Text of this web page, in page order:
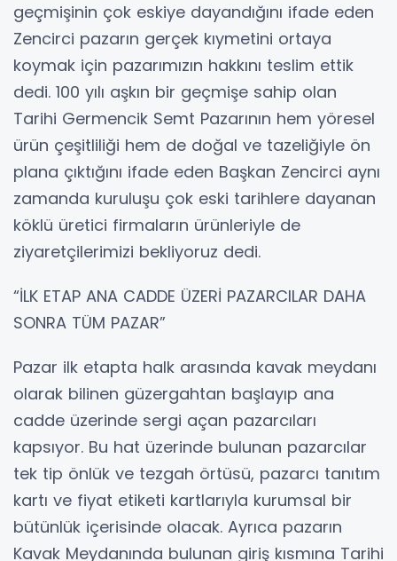
geçmişinin çok eskiye dayandığını ifade eden
Zencirci pazarın gerçek kıymetini ortaya
koymak için pazarımızın hakkını teslim ettik
dedi. 100 yılı aşkın bir geçmişe sahip olan
Tarihi Germencik Semt Pazarının hem yöresel
ürün çeşitliliği hem de doğal ve tazeliğiyle ön
plana çıktığını ifade eden Başkan Zencirci aynı
zamanda kuruluşu çok eski tarihlere dayanan
köklü üretici firmaların ürünleriyle de
ziyaretçilerimizi bekliyoruz dedi.
“İLK ETAP ANA CADDE ÜZERİ PAZARCILAR DAHA
SONRA TÜM PAZAR”
Pazar ilk etapta halk arasında kavak meydanı
olarak bilinen güzergahtan başlayıp ana
cadde üzerinde sergi açan pazarcıları
kapsıyor. Bu hat üzerinde bulunan pazarcılar
tek tip önlük ve tezgah örtüsü, pazarcı tanıtım
kartı ve fiyat etiketi kartlarıyla kurumsal bir
bütünlük içerisinde olacak. Ayrıca pazarın
Kavak Meydanında bulunan giriş kısmına Tarihi